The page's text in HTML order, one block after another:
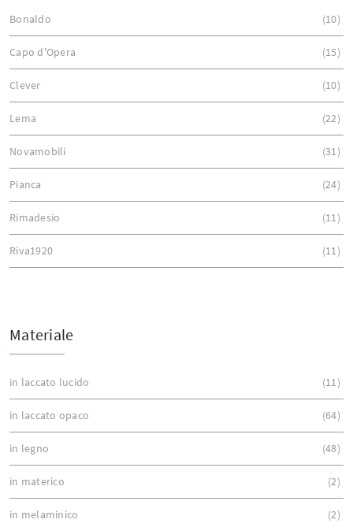
Bonaldo 10
Capo d'Opera 15
Clever 10
Lema 22
Novamobili 31
Pianca 24
Rimadesio 11
Riva1920 11
Materiale
in laccato lucido 11
in laccato opaco 64
in legno 48
in materico 2
in melaminico 2